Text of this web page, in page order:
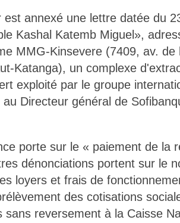
est annexé une lettre datée du
Kashal Katemb Miguel»,
MMG-Kinsevere (7409, av. de
Katanga), un complexe
exploité par le groupe
Directeur général de
porte sur le « paiement de la
dénonciations portent sur le
loyers et frais de
des cotisations
sans reversement à la Caisse